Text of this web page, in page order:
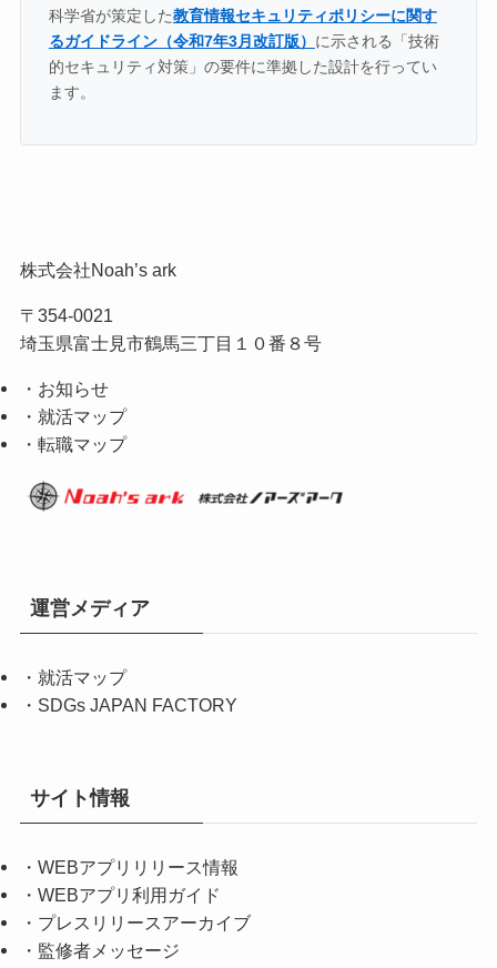
科学省が策定した教育情報セキュリティポリシーに関す
るガイドライン（令和7年3月改訂版） に示される「技術
的セキュリティ対策」の要件に準拠した設計を行ってい
ます。
株式会社Noah’s ark
〒354-0021
埼玉県富士見市鶴馬三丁目１０番８号
・お知らせ
・就活マップ
・転職マップ
運営メディア
・ 就活マップ
・ SDGs JAPAN FACTORY
サイト情報
・ WEBアプリリリース情報
・ WEBアプリ利用ガイド
・ プレスリリースアーカイブ
・ 監修者メッセージ